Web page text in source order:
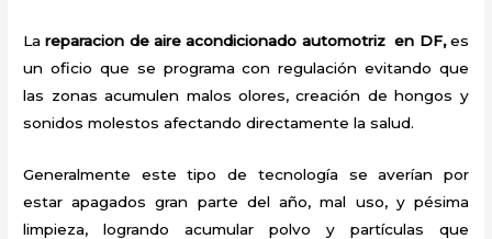
Lareparacion de aire acondicionado automotriz en DF,es
un oficio que se programa con regulación evitando que
las zonas acumulen malos olores, creación de hongos y
sonidos molestos afectando directamente la salud.
Generalmente este tipo de tecnología se averían por
estar apagados gran parte del año, mal uso, y pésima
limpieza, logrando acumular polvo y partículas que